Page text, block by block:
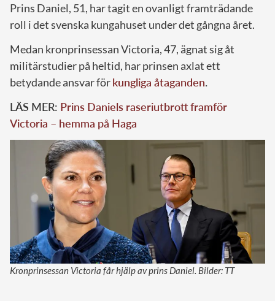
Prins Daniel, 51, har tagit en ovanligt framträdande
roll i det svenska kungahuset under det gångna året.
Medan kronprinsessan Victoria, 47, ägnat sig åt
militärstudier på heltid, har prinsen axlat ett
betydande ansvar förkungliga åtaganden.
LÄS MER: Prins Daniels raseriutbrott framför
Victoria – hemma på Haga
Kronprinsessan Victoria får hjälp av prins Daniel. Bilder: TT